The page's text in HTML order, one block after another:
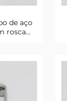
de aço
rosca